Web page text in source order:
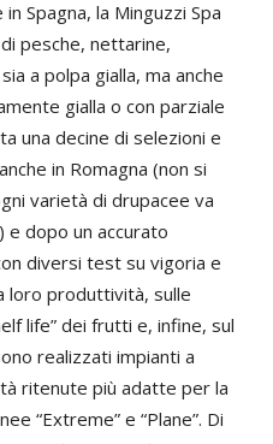
Spagna, la Minguzzi Spa
pesche, nettarine,
a polpa gialla, ma anche
gialla o con parziale
una decine di selezioni e
in Romagna (non si
varietà di drupacee va
e dopo un accurato
diversi test su vigoria e
loro produttività, sulle
life” dei frutti e, infine, sul
realizzati impianti a
ritenute più adatte per la
“Extreme” e “Plane”. Di